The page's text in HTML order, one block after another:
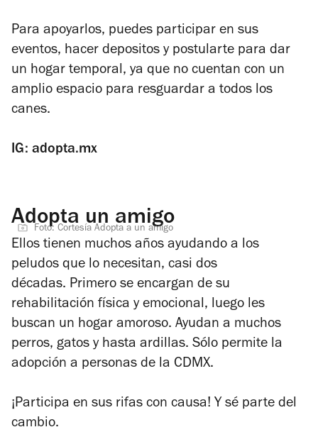
Para apoyarlos, puedes participar en sus
eventos, hacer depositos y postularte para dar
un hogar temporal, ya que no cuentan con un
amplio espacio para resguardar a todos los
canes.
IG: adopta.mx
Adopta un amigo
Foto: Cortesía Adopta a un amigo
Ellos tienen muchos años ayudando a los
peludos que lo necesitan, casi dos
décadas. Primero se encargan de su
rehabilitación física y emocional, luego les
buscan un hogar amoroso. Ayudan a muchos
perros, gatos y hasta ardillas. Sólo permite la
adopción a personas de la CDMX.
¡Participa en sus rifas con causa! Y sé parte del
cambio.